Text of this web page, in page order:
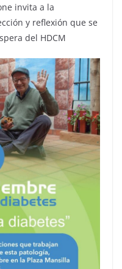
invita a la
y reflexión que se
del HDCM